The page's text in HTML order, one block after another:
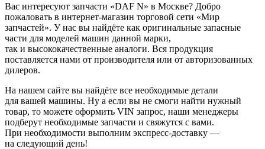
Вас интересуют запчасти «DAF N» в Москве? Добро
пожаловать в интернет-магазин торговой сети «Мир
запчастей». У нас вы найдёте как оригинальные запасные
части для моделей машин данной марки,
так и высококачественные аналоги. Вся продукция
поставляется нами от производителя или от авторизованных
дилеров.
На нашем сайте вы найдёте все необходимые детали
для вашей машины. Ну а если вы не смоги найти нужный
товар, то можете оформить VIN запрос, наши менеджеры
подберут необходимые запчасти и свяжутся с вами.
При необходимости выполним экспресс-доставку —
на следующий день!